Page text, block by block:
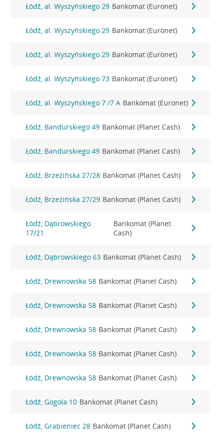
Łódź, al. Wyszyńskiego 29 Bankomat (Euronet)
Łódź, al. Wyszyńskiego 29 Bankomat (Euronet)
Łódź, al. Wyszyńskiego 29 Bankomat (Euronet)
Łódź, al. Wyszyńskiego 73 Bankomat (Euronet)
Łódź, al. Wyszyńskiego 7 /7 A Bankomat (Euronet)
Łódź, Bandurskiego 49 Bankomat (Planet Cash)
Łódź, Bandurskiego 49 Bankomat (Planet Cash)
Łódź, Brzezińska 27/28 Bankomat (Planet Cash)
Łódź, Brzezińska 27/29 Bankomat (Planet Cash)
Łódź, Dąbrowskiego
17/21
Bankomat (Planet
Cash)
Łódź, Dąbrowskiego 63 Bankomat (Planet Cash)
Łódź, Drewnowska 58 Bankomat (Planet Cash)
Łódź, Drewnowska 58 Bankomat (Planet Cash)
Łódź, Drewnowska 58 Bankomat (Planet Cash)
Łódź, Drewnowska 58 Bankomat (Planet Cash)
Łódź, Drewnowska 58 Bankomat (Planet Cash)
Łódź, Gogola 10 Bankomat (Planet Cash)
Łódź, Grabieniec 28 Bankomat (Planet Cash)